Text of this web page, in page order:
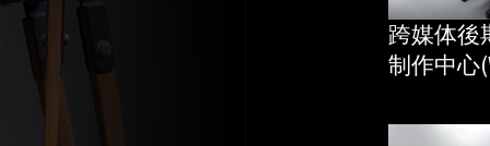
跨媒体後
制作中心